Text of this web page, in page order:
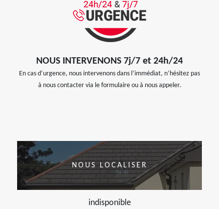
NOUS INTERVENONS 7j/7 et 24h/24
En cas d’urgence, nous intervenons dans l’immédiat, n’hésitez pas
à nous contacter via le formulaire ou à nous appeler.
NOUS LOCALISER
indisponible